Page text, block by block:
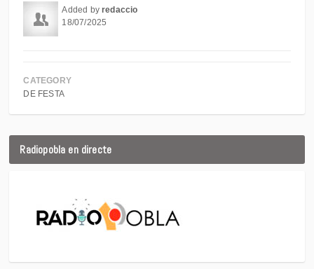
Added byredaccio
18/07/2025
CATEGORY
DE FESTA
Radiopobla en directe